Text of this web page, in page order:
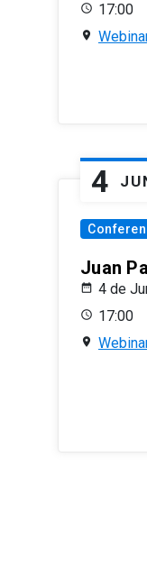
17:00
4
Juan
4 de
17:00